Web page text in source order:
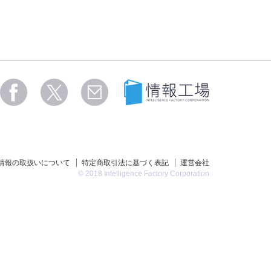
報の取扱いについて 特定商取引法に基づく表記
運営会社
© 2018 Intelligence Factory Corporation